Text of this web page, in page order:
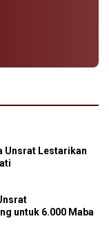
Unsrat Lestarikan
untuk 6.000 Maba